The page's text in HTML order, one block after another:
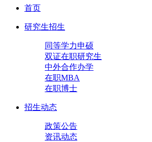
首页
研究生招生
同等学力申硕
双证在职研究生
中外合作办学
在职MBA
在职博士
招生动态
政策公告
资讯动态